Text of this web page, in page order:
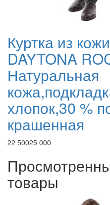
Куртка из
DAYTONA
Натуральная
хлопок,30 %
крашенная
22 50025 000
товары